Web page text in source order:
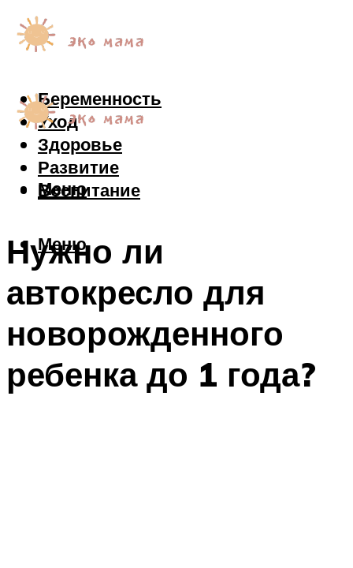
Беременность
Уход
Здоровье
Развитие
Воспитание
Меню
Меню
Нужно ли
автокресло для
новорожденного
ребенка до 1 года?